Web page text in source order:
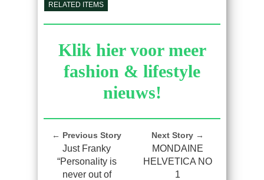
RELATED ITEMS
Klik hier voor meer
fashion & lifestyle
nieuws!
← Previous Story
Just Franky
“Personality is
never out of
Next Story →
MONDAINE
HELVETICA NO
1